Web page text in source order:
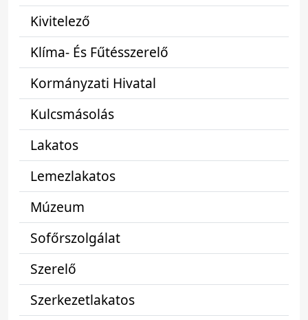
Kivitelező
Klíma- És Fűtésszerelő
Kormányzati Hivatal
Kulcsmásolás
Lakatos
Lemezlakatos
Múzeum
Sofőrszolgálat
Szerelő
Szerkezetlakatos